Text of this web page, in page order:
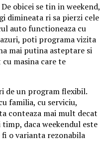
obicei se tin in weekend,
dimineata ri sa pierzi cele
auto functioneaza cu
poti programa vizita
mai putina asteptare si
masina care te
de un program flexibil.
familia, cu serviciu,
conteaza mai mult decat
daca weekendul este
o varianta rezonabila